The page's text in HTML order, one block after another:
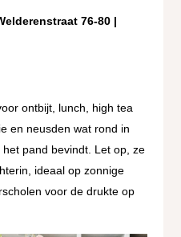
76-80 |
ontbijt, lunch, high tea
en neusden wat rond in
pand bevindt. Let op, ze
ideaal op zonnige
voor de drukte op